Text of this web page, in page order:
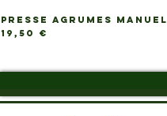
PRESSE AGRUMES MANUEL
Prix
19,50 €